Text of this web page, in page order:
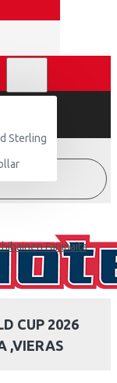
Sterling
Fanipaita
CUP 2026
,VIERAS